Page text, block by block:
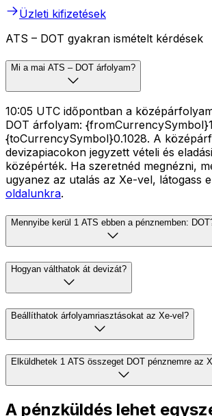
Üzleti kifizetések
ATS – DOT gyakran ismételt kérdések
Mi a mai ATS – DOT árfolyam?
10:05 UTC időpontban a
DOT árfolyam:
{toCurrencySymbol}0.1028. A
devizapiacokon jegyzett vételi és
középérték. Ha szeretnéd megnézni,
ugyanez az utalás az Xe-vel, látogass
oldalunkra.
Mennyibe kerül 1 ATS ebben a pénznemben:
Hogyan válthatok át devizát?
Beállíthatok árfolyamriasztásokat az Xe-vel?
Elküldhetek 1 ATS összeget DOT pénznemre az
A pénzküldés lehet